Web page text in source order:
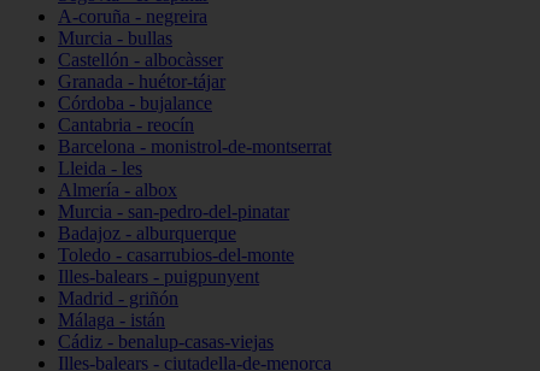
A-coruña - negreira
Murcia - bullas
Castellón - albocàsser
Granada - huétor-tájar
Córdoba - bujalance
Cantabria - reocín
Barcelona - monistrol-de-montserrat
Lleida - les
Almería - albox
Murcia - san-pedro-del-pinatar
Badajoz - alburquerque
Toledo - casarrubios-del-monte
Illes-balears - puigpunyent
Madrid - griñón
Málaga - istán
Cádiz - benalup-casas-viejas
Illes-balears - ciutadella-de-menorca